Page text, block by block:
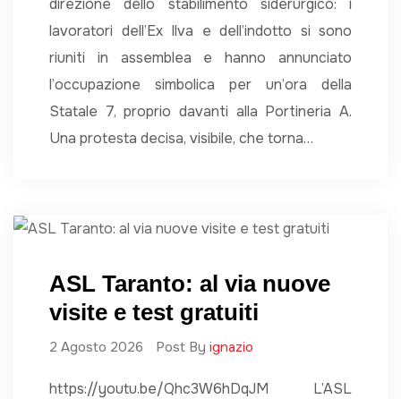
direzione dello stabilimento siderurgico: i
lavoratori dell’Ex Ilva e dell’indotto si sono
riuniti in assemblea e hanno annunciato
l’occupazione simbolica per un’ora della
Statale 7, proprio davanti alla Portineria A.
Una protesta decisa, visibile, che torna…
ASL Taranto: al via nuove
visite e test gratuiti
2 Agosto 2026 Post By ignazio
https://youtu.be/Qhc3W6hDqJM L’ASL